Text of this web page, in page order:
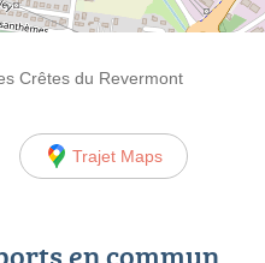
Crêtes du Revermont
Trajet Maps